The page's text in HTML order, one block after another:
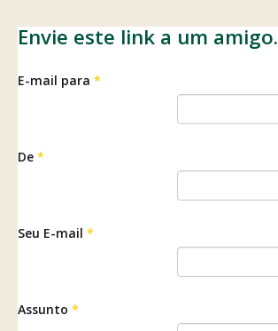
Envie este link a um amigo.
E-mail para *
De *
Seu E-mail *
Assunto *